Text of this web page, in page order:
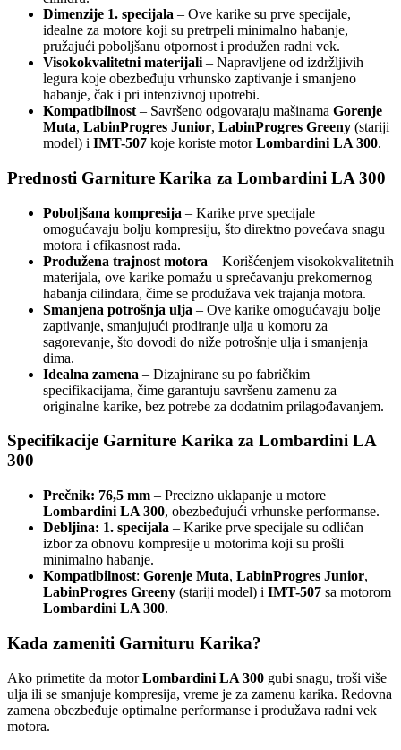
Dimenzije 1. specijala – Ove karike su prve specijale,
idealne za motore koji su pretrpeli minimalno habanje,
pružajući poboljšanu otpornost i produžen radni vek.
Visokokvalitetni materijali – Napravljene od izdržljivih
legura koje obezbeđuju vrhunsko zaptivanje i smanjeno
habanje, čak i pri intenzivnoj upotrebi.
Kompatibilnost – Savršeno odgovaraju mašinama Gorenje
Muta, LabinProgres Junior, LabinProgres Greeny (stariji
model) i IMT-507 koje koriste motorLombardini LA 300.
Prednosti Garniture Karika za Lombardini LA 300
Poboljšana kompresija – Karike prve specijale
omogućavaju bolju kompresiju, što direktno povećava snagu
motora i efikasnost rada.
Produžena trajnost motora – Korišćenjem visokokvalitetnih
materijala, ove karike pomažu u sprečavanju prekomernog
habanja cilindara, čime se produžava vek trajanja motora.
Smanjena potrošnja ulja – Ove karike omogućavaju bolje
zaptivanje, smanjujući prodiranje ulja u komoru za
sagorevanje, što dovodi do niže potrošnje ulja i smanjenja
dima.
Idealna zamena – Dizajnirane su po fabričkim
specifikacijama, čime garantuju savršenu zamenu za
originalne karike, bez potrebe za dodatnim prilagođavanjem.
Specifikacije Garniture Karika za Lombardini LA
300
Prečnik: 76,5 mm – Precizno uklapanje u motore
Lombardini LA 300, obezbeđujući vrhunske performanse.
Debljina: 1. specijala – Karike prve specijale su odličan
izbor za obnovu kompresije u motorima koji su prošli
minimalno habanje.
Kompatibilnost: Gorenje Muta, LabinProgres Junior,
LabinProgres Greeny (stariji model) i IMT-507 sa motorom
Lombardini LA 300.
Kada zameniti Garnituru Karika?
Ako primetite da motorLombardini LA 300 gubi snagu, troši više
ulja ili se smanjuje kompresija, vreme je za zamenu karika. Redovna
zamena obezbeđuje optimalne performanse i produžava radni vek
motora.